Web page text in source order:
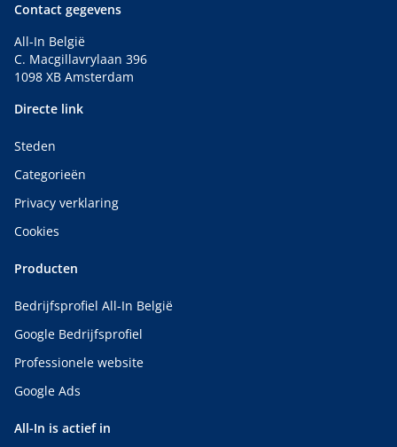
Contact gegevens
All-In België
C. Macgillavrylaan 396
1098 XB Amsterdam
Directe link
Steden
Categorieën
Privacy verklaring
Cookies
Producten
Bedrijfsprofiel All-In België
Google Bedrijfsprofiel
Professionele website
Google Ads
All-In is actief in